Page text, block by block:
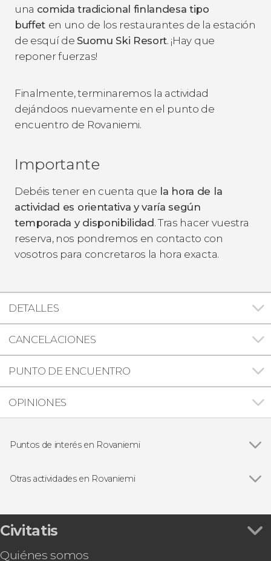
una comida tradicional finlandesa tipo
buffet en uno de los restaurantes de la estación
de esquí de Suomu Ski Resort. ¡Hay que
reponer fuerzas!
Finalmente, terminaremos la actividad
dejándoos nuevamente en el punto de
encuentro de Rovaniemi.
Importante
Debéis tener en cuenta que la hora de la
actividad es orientativa y varía según
temporada y disponibilidad.Tras hacer vuestra
reserva, nos pondremos en contacto con
vosotros para concretaros la hora exacta.
DETALLES
CANCELACIONES
PUNTO DE ENCUENTRO
OPINIONES
Puntos de interés en Rovaniemi
Otras actividades en Rovaniemi
boreal
Senderismo por Vikaköngäs
Rovaniemi
Civitatis
Quiénes somos